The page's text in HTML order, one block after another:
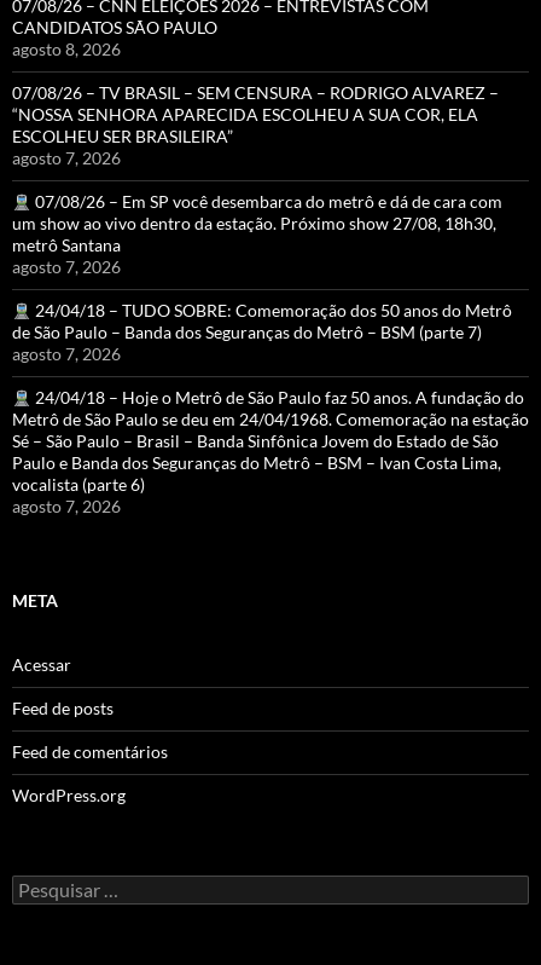
07/08/26 – CNN ELEIÇÕES 2026 – ENTREVISTAS COM
CANDIDATOS SÃO PAULO
agosto 8, 2026
07/08/26 – TV BRASIL – SEM CENSURA – RODRIGO ALVAREZ –
“NOSSA SENHORA APARECIDA ESCOLHEU A SUA COR, ELA
ESCOLHEU SER BRASILEIRA”
agosto 7, 2026
07/08/26 – Em SP você desembarca do metrô e dá de cara com
um show ao vivo dentro da estação. Próximo show 27/08, 18h30,
metrô Santana
agosto 7, 2026
24/04/18 – TUDO SOBRE: Comemoração dos 50 anos do Metrô
de São Paulo – Banda dos Seguranças do Metrô – BSM (parte 7)
agosto 7, 2026
24/04/18 – Hoje o Metrô de São Paulo faz 50 anos. A fundação do
Metrô de São Paulo se deu em 24/04/1968. Comemoração na estação
Sé – São Paulo – Brasil – Banda Sinfônica Jovem do Estado de São
Paulo e Banda dos Seguranças do Metrô – BSM – Ivan Costa Lima,
vocalista (parte 6)
agosto 7, 2026
META
Acessar
Feed de posts
Feed de comentários
WordPress.org
Pesquisar
por: